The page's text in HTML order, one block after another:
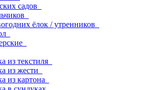
садов
ёлок / утренников
из текстиля
из жести
из картона